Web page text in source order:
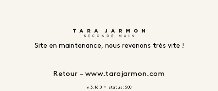
Site en maintenance, nous revenons très vite !
Retour - www.tarajarmon.com
v. 3.16.0 - status: 500